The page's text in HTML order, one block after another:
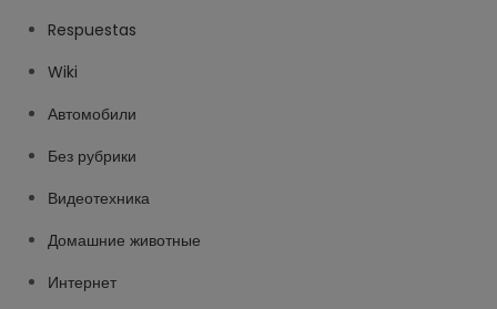
Respuestas
Wiki
Автомобили
Без рубрики
Видеотехника
Домашние животные
Интернет